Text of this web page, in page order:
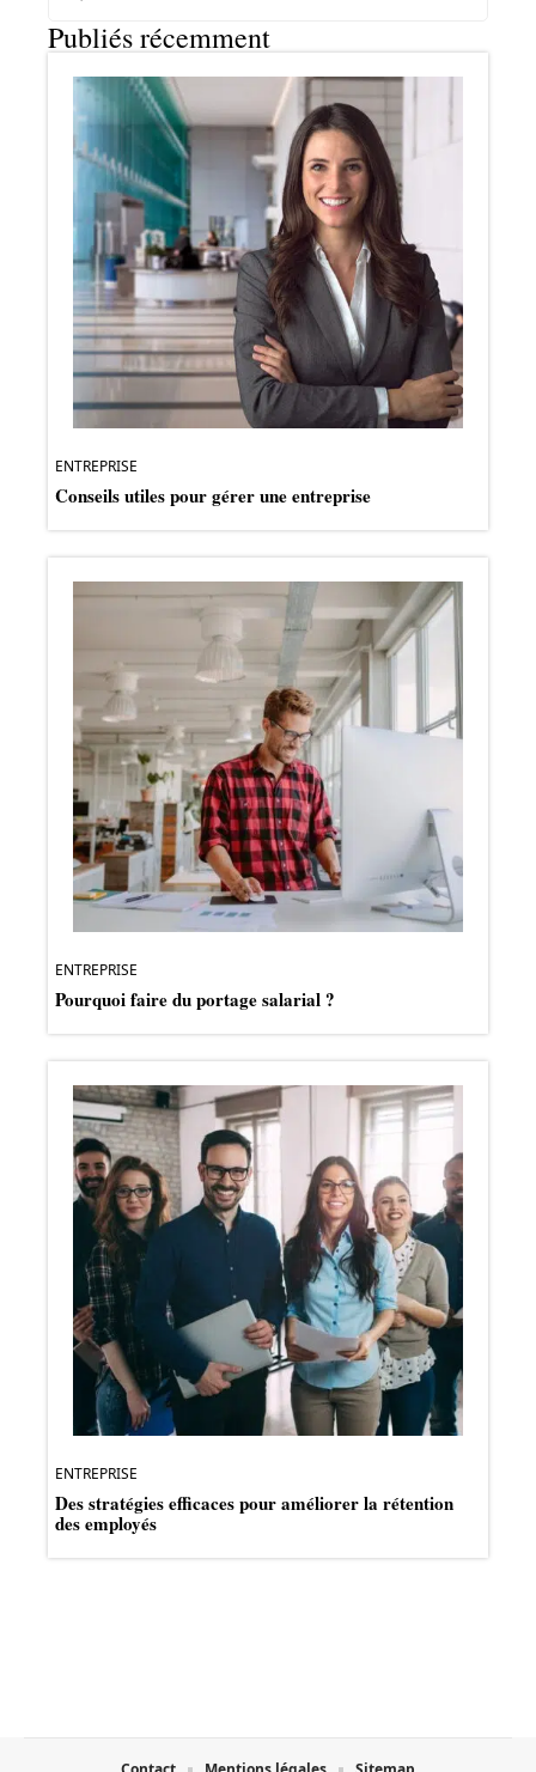
Publiés récemment
ENTREPRISE
Conseils utiles pour gérer une entreprise
ENTREPRISE
Pourquoi faire du portage salarial ?
ENTREPRISE
Des stratégies efficaces pour améliorer la rétention
des employés